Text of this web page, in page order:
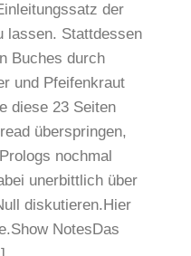
der
lassen. Stattdessen
Buches durch
und Pfeifenkraut
diese 23 Seiten
überspringen,
nochmal
unerbittlich über
diskutieren.Hier
NotesDas